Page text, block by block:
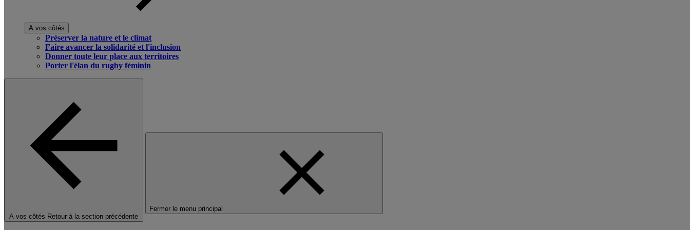
A vos côtés
Préserver la nature et le climat
Faire avancer la solidarité et l'inclusion
Donner toute leur place aux territoires
Porter l'élan du rugby féminin
A vos côtés Retour à la section précédente
Fermer le menu principal